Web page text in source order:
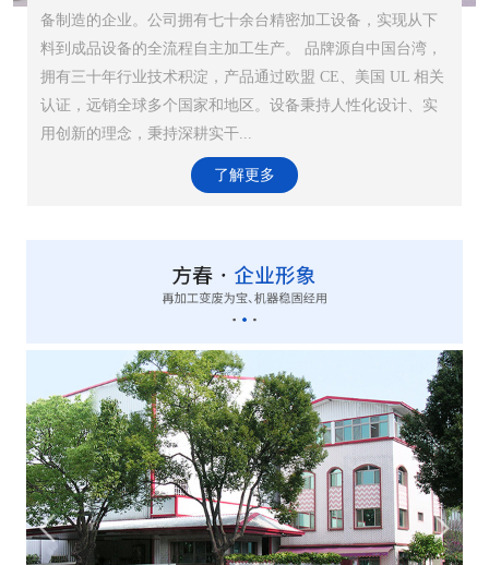
备制造的企业。公司拥有七十余台精密加工设备，实现从下
料到成品设备的全流程自主加工生产。 品牌源自中国台湾，
拥有三十年行业技术积淀，产品通过欧盟 CE、美国 UL 相关
认证，远销全球多个国家和地区。设备秉持人性化设计、实
用创新的理念，秉持深耕实干...
了解更多